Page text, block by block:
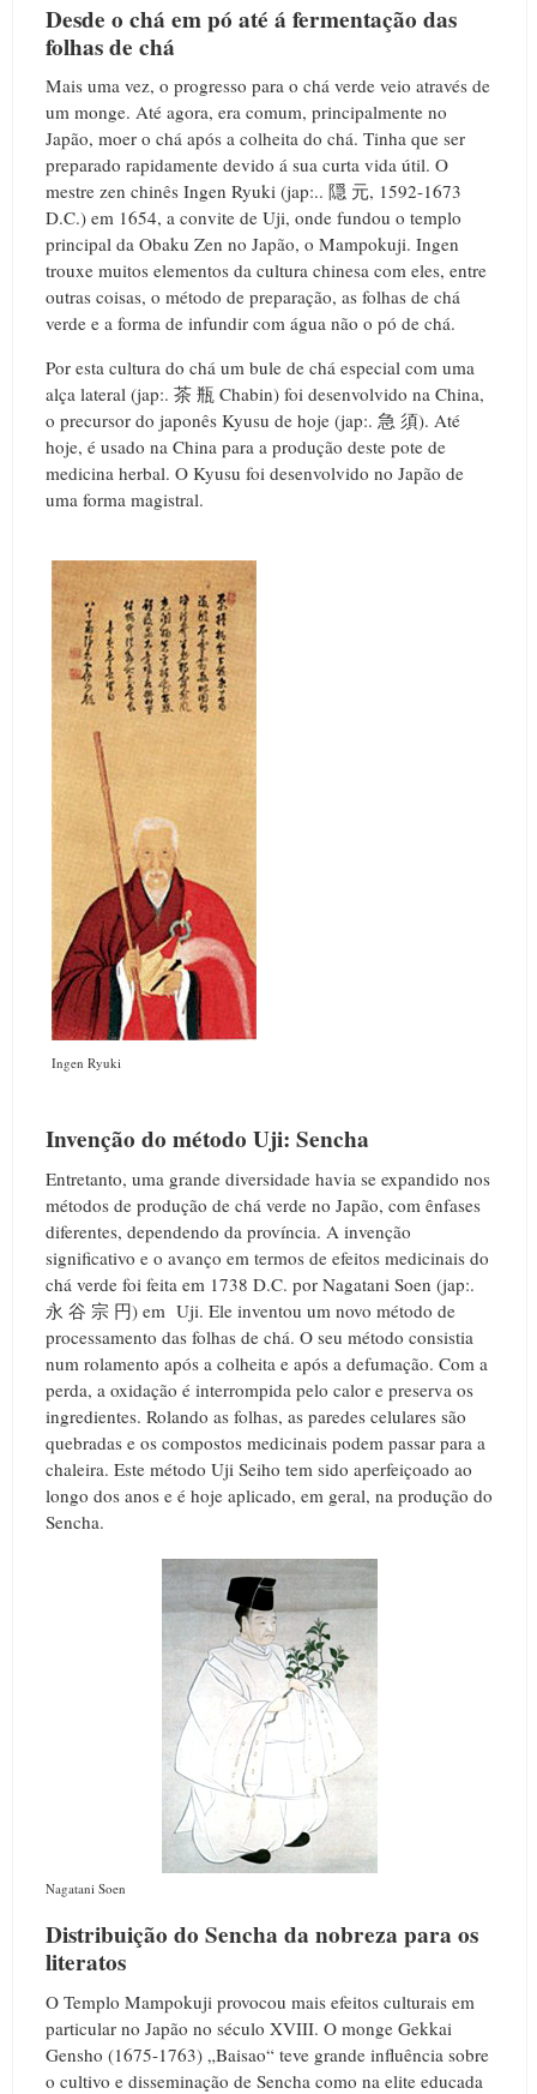
Desde o chá em pó até á fermentação das
folhas de chá
Mais uma vez, o progresso para o chá verde veio através de
um monge. Até agora, era comum, principalmente no
Japão, moer o chá após a colheita do chá. Tinha que ser
preparado rapidamente devido á sua curta vida útil. O
mestre zen chinês Ingen Ryuki (jap:.. 隠 元, 1592-1673
D.C.) em 1654, a convite de Uji, onde fundou o templo
principal da Obaku Zen no Japão, o Mampokuji. Ingen
trouxe muitos elementos da cultura chinesa com eles, entre
outras coisas, o método de preparação, as folhas de chá
verde e a forma de infundir com água não o pó de chá.
Por esta cultura do chá um bule de chá especial com uma
alça lateral (jap:. 茶 瓶 Chabin) foi desenvolvido na China,
o precursor do japonês Kyusu de hoje (jap:. 急 須). Até
hoje, é usado na China para a produção deste pote de
medicina herbal. O Kyusu foi desenvolvido no Japão de
uma forma magistral.
Ingen Ryuki
Invenção do método Uji: Sencha
Entretanto, uma grande diversidade havia se expandido nos
métodos de produção de chá verde no Japão, com ênfases
diferentes, dependendo da província. A invenção
significativo e o avanço em termos de efeitos medicinais do
chá verde foi feita em 1738 D.C. por Nagatani Soen (jap:.
永 谷 宗 円) em Uji. Ele inventou um novo método de
processamento das folhas de chá. O seu método consistia
num rolamento após a colheita e após a defumação. Com a
perda, a oxidação é interrompida pelo calor e preserva os
ingredientes. Rolando as folhas, as paredes celulares são
quebradas e os compostos medicinais podem passar para a
chaleira. Este método Uji Seiho tem sido aperfeiçoado ao
longo dos anos e é hoje aplicado, em geral, na produção do
Sencha.
Nagatani Soen
Distribuição do Sencha da nobreza para os
literatos
O Templo Mampokuji provocou mais efeitos culturais em
particular no Japão no século XVIII. O monge Gekkai
Gensho (1675-1763) „Baisao“ teve grande influência sobre
o cultivo e disseminação de Sencha como na elite educada